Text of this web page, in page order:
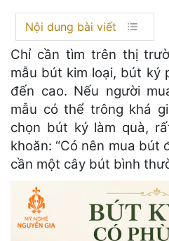
Nội dung bài viết
Chỉ cần tìm trên thị
mẫu bút kim loại, bút ký
đến cao. Nếu người
mẫu có thể trông khá
chọn bút ký làm quà,
khoăn: “Có nên mua bút
cần một cây bút bình